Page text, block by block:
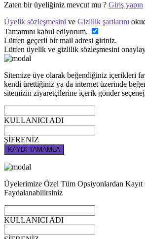
Zaten bir üyeliğiniz mevcut mu ? Giriş yapın
Üyelik sözleşmesini ve Gizlilik şartlarını
Tamamını kabul ediyorum.
Lütfen geçerli bir mail adresi giriniz.
Lütfen üyelik ve gizlilik sözleşmesini
Sitemize üye olarak beğendiğiniz içerikleri
kendi ürettiğiniz ya da internet üzerinde
sitemizin ziyaretçilerine içerik gönder
KULLANICI ADI
ŞİFRENİZ
KAYDI TAMAMLA
Üyelerimize Özel Tüm Opsiyonlardan Kayıt
Faydalanabilirsiniz
KULLANICI ADI